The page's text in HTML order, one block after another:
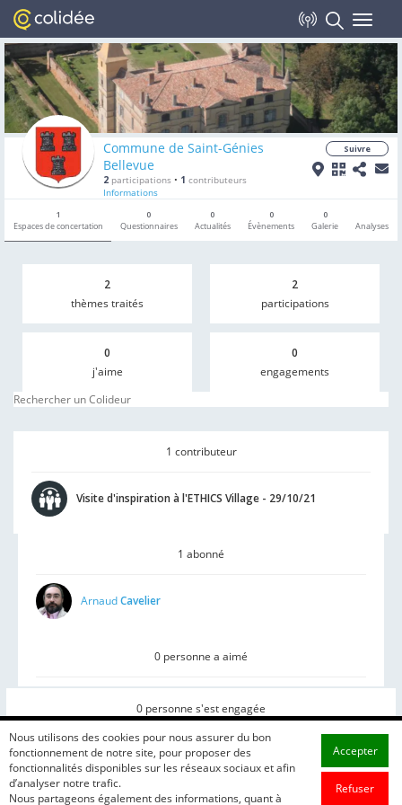
Toggle
Commune de Saint-Génies
Bellevue
2 participations • 1 contributeurs
Informations
Suivre
1
Espaces de concertation
0
Questionnaires
0
Actualités
0
Évènements
0
Galerie
Analyses
2
thèmes traités
2
participations
0
j'aime
0
engagements
1 contributeur
Visite d'inspiration à l'ETHICS Village - 29/10/21
1 abonné
ArnaudCavelier
0 personne a aimé
0 personne s'est engagée
Nous utilisons des cookies pour nous assurer du bon
fonctionnement de notre site, pour proposer des
fonctionnalités disponibles sur les réseaux sociaux et afin
d’analyser notre trafic.
Nous partageons également des informations, quant à
Accepter
Refuser